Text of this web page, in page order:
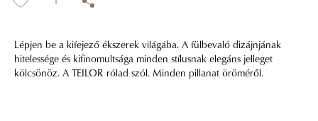
Lépjen be a kifejező ékszerek világába. A fülbevaló dizájnjának
hitelessége és kifinomultsága minden stílusnak elegáns jelleget
kölcsönöz. A TEILOR rólad szól. Minden pillanat öröméről.